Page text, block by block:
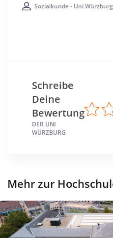
Sozialkunde - Uni
Schreibe
Deine
Bewertung
DER UNI
WÜRZBURG
Mehr zur